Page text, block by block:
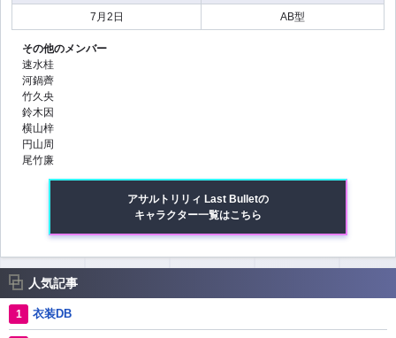
7月2日
AB型
その他のメンバー
速水桂
河鍋薺
竹久央
鈴木因
横山梓
円山周
尾竹廉
アサルトリリィ Last Bulletの
キャラクター一覧はこちら
人気記事
衣装DB